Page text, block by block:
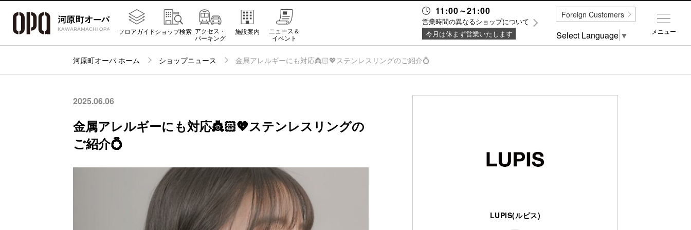
11:00～21:00
営業時間の異なるショップについて
今月は休まず営業いたします
フロアガイドショップ検索 アクセス・
パーキング
施設案内
ニュース＆
イベント
河原町オーパ ホーム ショップニュース 金属アレルギーにも対応👸🏻💖ステンレスリングのご紹介💍
2025.06.06
金属アレルギーにも対応👸🏻💖ステンレスリングの
ご紹介💍
LUPIS(ルピス)
メニュー
Foreign Customers
Select Language ▼